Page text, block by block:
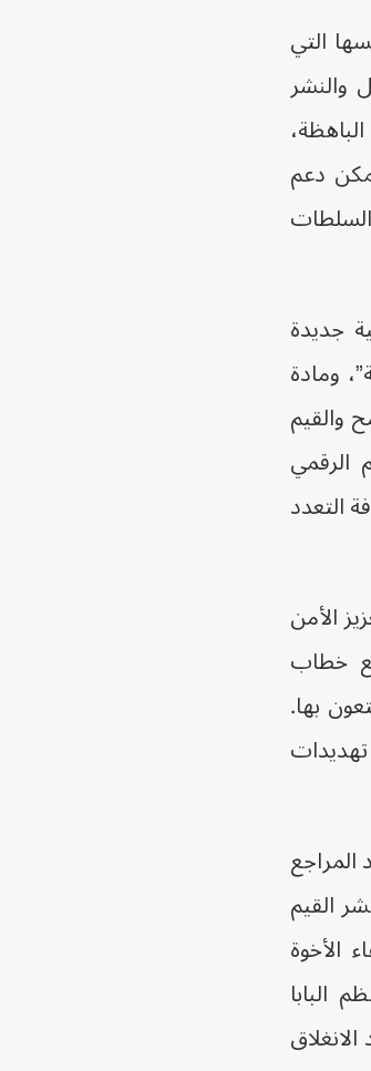
التي
والنشر
دعم
جديدة
ومادة
والقيم
الرقمي
التعدد
الأمن
خطاب
بها.
المراجع
القيم
الأخوة
الحبر الأعظم البابا